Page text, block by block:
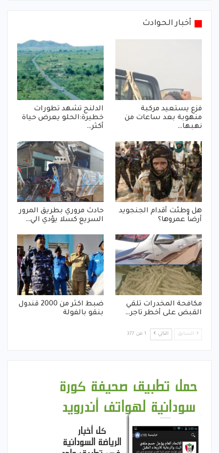
أخبار الحوادث
فزع يستعيد مركبة
منهوبة بعد ساعات من
نهبها…
الدلنج تشهد تطورات
خطيرة:الحلو يعرض حياة
أكثر…
هل وطئت أقدام الجنجويد
أرضاً عمروها؟
حادث مروري بطريق المرور
السريع كسلا يؤدي الي…
مكافحة المخدرات تلقي
القبض على أخطر تاجر…
ضبط اكثر من 2000 قندول
بنقو بالفولة
السابق التالي 1 من 377